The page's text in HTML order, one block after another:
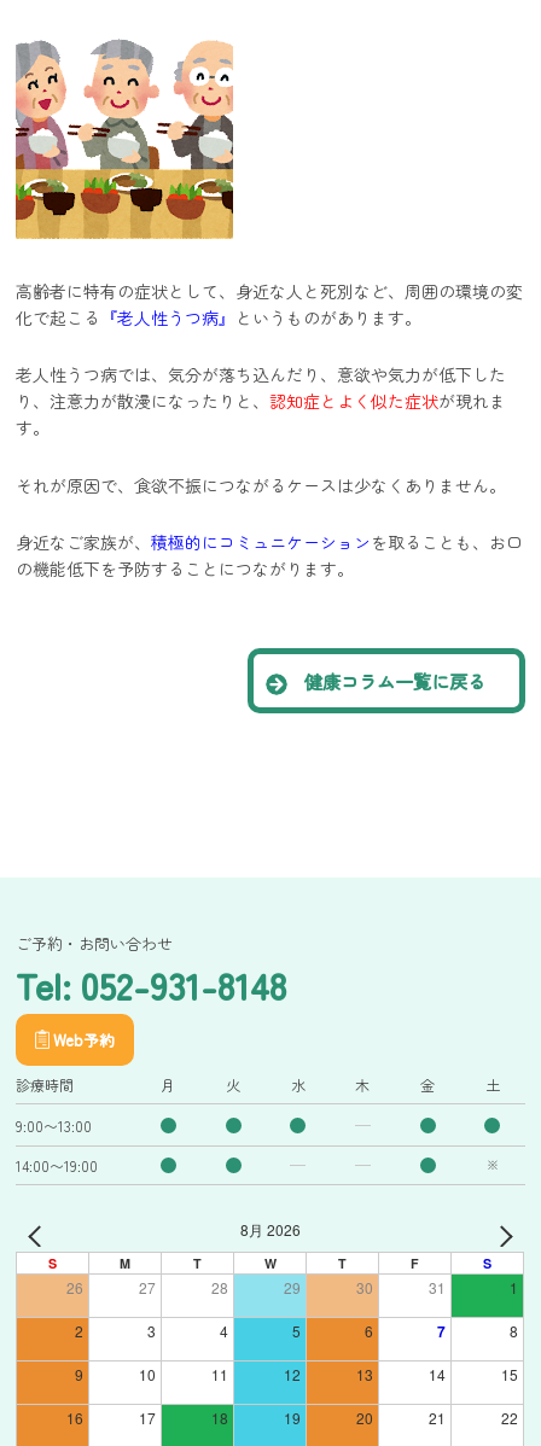
高齢者に特有の症状として、身近な人と死別など、周囲の環境の変
化で起こる 『老人性うつ病』 というものがあります。
老人性うつ病では、気分が落ち込んだり、意欲や気力が低下した
り、注意力が散漫になったりと、認知症とよく似た症状が現れま
す。
それが原因で、食欲不振につながるケースは少なくありません。
身近なご家族が、積極的にコミュニケーション を取ることも、お口
の機能低下を予防することにつながります。
健康コラム一覧に戻る
ご予約・お問い合わせ
Tel: 052-931-8148
Web予約
診療時間 月 火 水 木 金 土
9:00〜13:00
14:00〜19:00
※
8月 2026
S M T W T F S
26 27 28 29 30 31 1
2 3 4 5 6 7 8
9 10 11 12 13 14 15
16 17 18 19 20 21 22